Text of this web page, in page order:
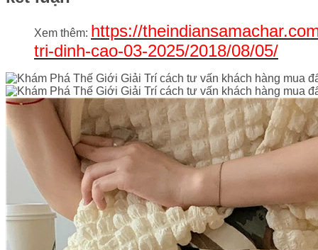
Xem thêm: https://
tri-dinh-cao-03-2025/2018/08/05/